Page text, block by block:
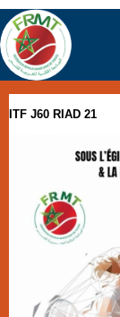
ITF J60 RIAD 21